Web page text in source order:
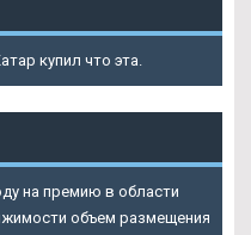
купил что эта.
на премию в области
объем размещения